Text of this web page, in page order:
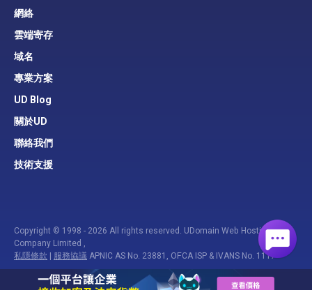
網絡
雲端寄存
域名
專業方案
UD Blog
關於UD
聯絡我們
技術支援
Copyright © 1998 - 2026 All rights reserved. UDomain Web Hosting
Company Limited ,
私隱條款 | 服務協議APNIC AS No. 23881, OFCA ISP & IVANS No. 1117